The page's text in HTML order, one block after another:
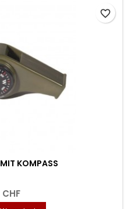
KOMPASS
favorite_border